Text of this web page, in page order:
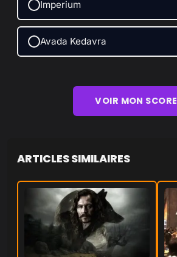
Imperium
Avada Kedavra
VOIR MON SCORE
ARTICLES SIMILAIRES